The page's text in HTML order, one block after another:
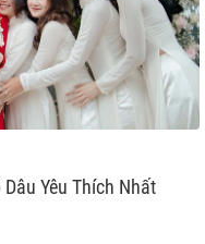
Yêu Thích Nhất